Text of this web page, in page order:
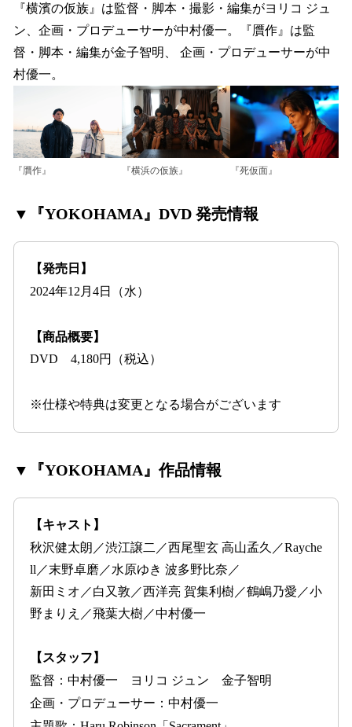
『横濱の仮族』は監督・脚本・撮影・編集がヨリコ ジュ
ン、企画・プロデューサーが中村優一。『贋作』は監
督・脚本・編集が金子智明、 企画・プロデューサーが中
村優一。
『贋作』 『横浜の仮族』 『死仮面』
▼『YOKOHAMA』DVD 発売情報
【発売日】
2024年12月4日（水）
【商品概要】
DVD 4,180円（税込）
※仕様や特典は変更となる場合がございます
▼『YOKOHAMA』作品情報
【キャスト】
秋沢健太朗／渋江譲二／西尾聖玄 高山孟久／Rayche
ll／末野卓磨／水原ゆき 波多野比奈／
新田ミオ／白又敦／西洋亮 賀集利樹／鶴嶋乃愛／小
野まりえ／飛葉大樹／中村優一
【スタッフ】
監督：中村優一 ヨリコ ジュン 金子智明
企画・プロデューサー：中村優一